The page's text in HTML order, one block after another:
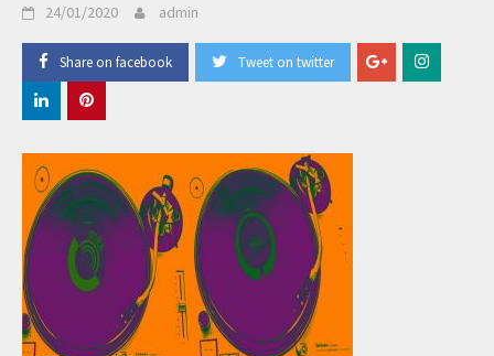
24/01/2020 admin
Share on facebook Tweet on twitter